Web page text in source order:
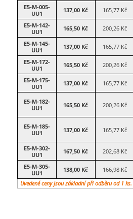
E5-M-005-
UU1
137,00 Kč 165,77 Kč
E5-M-142-
UU1
165,50 Kč 200,26 Kč
E5-M-145-
UU1
137,00 Kč 165,77 Kč
E5-M-172-
UU1
165,50 Kč 200,26 Kč
E5-M-175-
UU1
137,00 Kč 165,77 Kč
E5-M-182-
UU1
165,50 Kč 200,26 Kč
E5-M-185-
UU1
137,00 Kč 165,77 Kč
E5-M-302-
UU1
167,50 Kč 202,68 Kč
E5-M-305-
UU1
138,00 Kč 166,98 Kč
Uvedené ceny jsou základní při odběru od 1